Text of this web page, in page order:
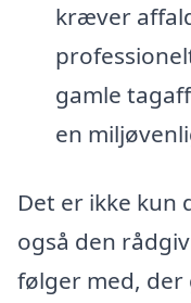
kræver
gamle
en
Det er ikke kun
også den
følger med, der